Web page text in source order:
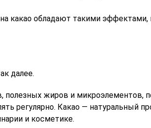
какао обладают такими эффектами,
далее.
полезных жиров и микроэлементов,
регулярно. Какао — натуральный
и косметике.